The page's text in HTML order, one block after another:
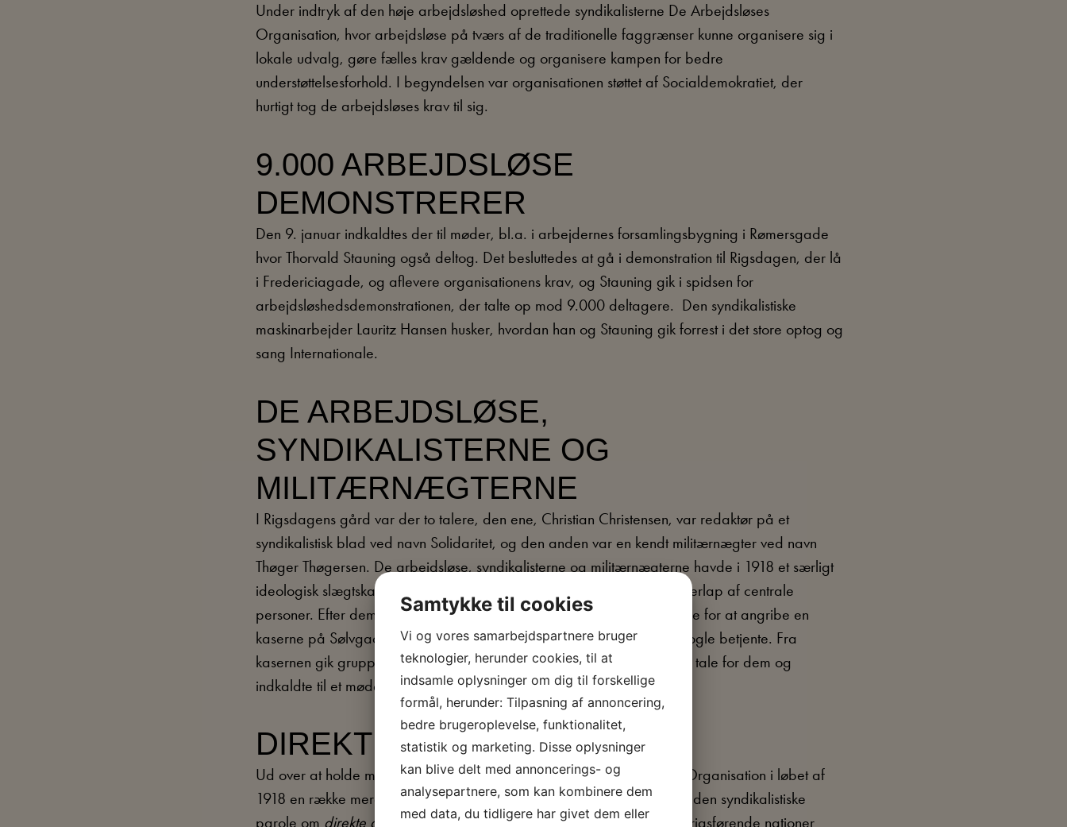
Under indtryk af den høje arbejdsløshed oprettede syndikalisterne De Arbejdsløses
Organisation, hvor arbejdsløse på tværs af de traditionelle faggrænser kunne organisere sig i
lokale udvalg, gøre fælles krav gældende og organisere kampen for bedre
understøttelsesforhold. I begyndelsen var organisationen støttet af Socialdemokratiet, der
hurtigt tog de arbejdsløses krav til sig.
9.000 ARBEJDSLØSE
DEMONSTRERER
Den 9. januar indkaldtes der til møder, bl.a. i arbejdernes forsamlingsbygning i Rømersgade
hvor Thorvald Stauning også deltog. Det besluttedes at gå i demonstration til Rigsdagen, der lå
i Fredericiagade, og aflevere organisationens krav, og Stauning gik i spidsen for
arbejdsløshedsdemonstrationen, der talte op mod 9.000 deltagere. Den syndikalistiske
maskinarbejder Lauritz Hansen husker, hvordan han og Stauning gik forrest i det store optog og
sang Internationale.
DE ARBEJDSLØSE,
SYNDIKALISTERNE OG
MILITÆRNÆGTERNE
I Rigsdagens gård var der to talere, den ene, Christian Christensen, var redaktør på et
syndikalistisk blad ved navn Solidaritet, og den anden var en kendt militærnægter ved navn
Thøger Thøgersen. De arbejdsløse, syndikalisterne og militærnægterne havde i 1918 et særligt
ideologisk slægtskab, og i deres forskellige organisationer er der et overlap af centrale
personer. Efter demonstrationen tog en gruppe af de arbejdsløse videre for at angribe en
kaserne på Sølvgade, hvor de endte med at komme i slagsmål med nogle betjente. Fra
kasernen gik gruppen til Hauser Plads, hvor Thøger Thøgersen holdt en tale for dem og
indkaldte til et møde mod politibrutalitet dagen efter.
DIREKTE AKTION
Ud over at holde møder og gå i optog gennemførte De Arbejdsløses Organisation i løbet af
1918 en række mere radikale aktioner for de arbejdsløses sag. Ud fra den syndikalistiske
parole om direkte aktionsaboteredes hvervning af arbejdskraft til de krigsførende nationer
Samtykke til cookies
Vi og vores samarbejdspartnere bruger
teknologier, herunder cookies, til at
indsamle oplysninger om dig til forskellige
formål, herunder: Tilpasning af annoncering,
bedre brugeroplevelse, funktionalitet,
statistik og marketing. Disse oplysninger
kan blive delt med annoncerings- og
analysepartnere, som kan kombinere dem
med data, du tidligere har givet dem eller